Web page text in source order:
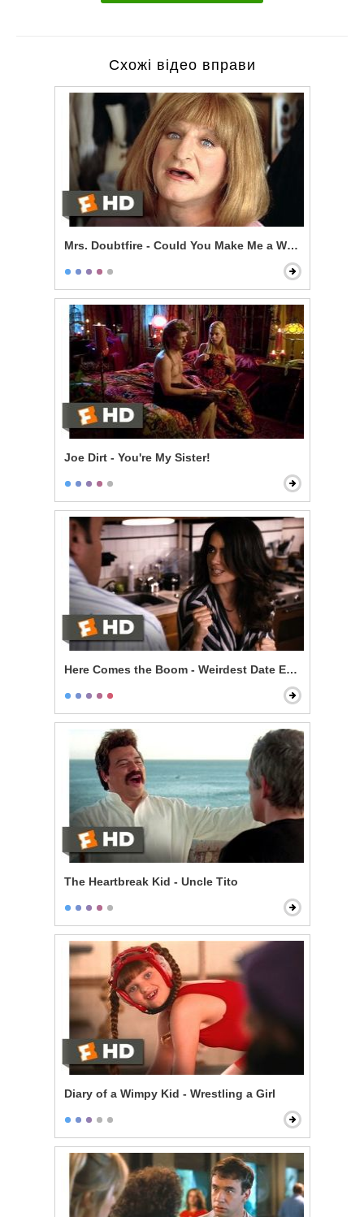
Схожі відео вправи
Mrs. Doubtfire - Could You Make Me a Woman?
Joe Dirt - You're My Sister!
Here Comes the Boom - Weirdest Date Ever
The Heartbreak Kid - Uncle Tito
Diary of a Wimpy Kid - Wrestling a Girl